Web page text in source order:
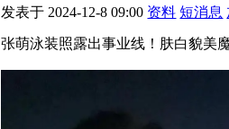
发表于 2024-12-8 09:00 资料 短消息
张萌泳装照露出事业线！肤白貌美